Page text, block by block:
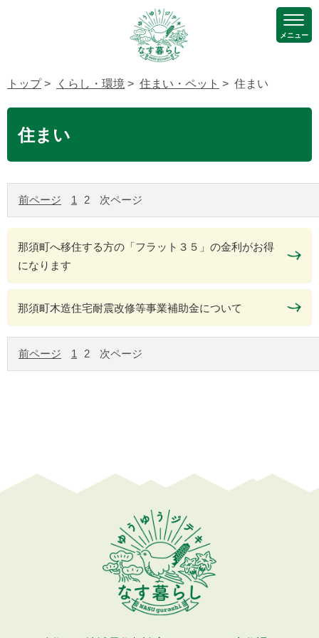
メニュー
トップ> くらし・環境 > 住まい・ペット > 住まい
住まい
前ページ 1 2 次ページ
那須町へ移住する方の「フラット３５」の金利がお得
になります
那須町木造住宅耐震改修等事業補助金について
前ページ 1 2 次ページ